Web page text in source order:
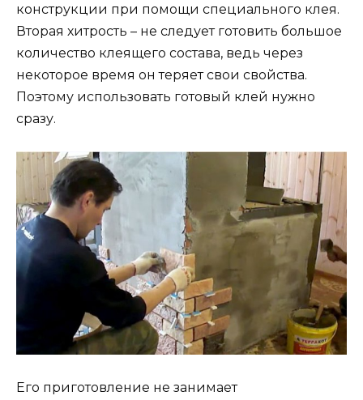
конструкции при помощи специального клея.
Вторая хитрость – не следует готовить большое
количество клеящего состава, ведь через
некоторое время он теряет свои свойства.
Поэтому использовать готовый клей нужно
сразу.
Его приготовление не занимает